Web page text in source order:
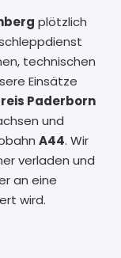
plötzlich
technischen
Einsätze
Paderborn
und
A44. Wir
verladen und
an eine
wird.